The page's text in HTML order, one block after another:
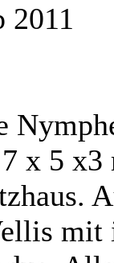
2011
x 5
mit